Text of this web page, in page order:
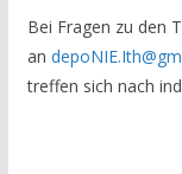
Bei Fragen zu den
an
treffen sich nach